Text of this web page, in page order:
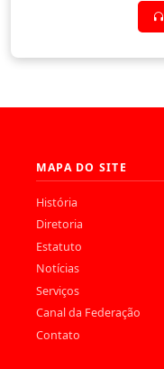
MAPA DO SITE
História
Diretoria
Estatuto
Notícias
Serviços
Canal da Federação
Contato